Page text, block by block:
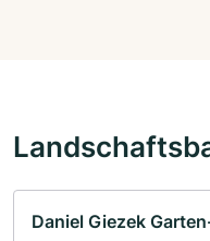
Daniel Giezek